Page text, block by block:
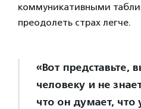
коммуникативными
преодолеть страх легче.
«Вот представьте,
человеку и не
что он думает, что